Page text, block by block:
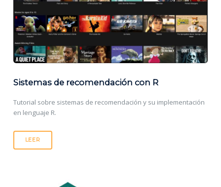
Sistemas de recomendación con R
Tutorial sobre sistemas de recomendación y su implementación
en lenguaje R.
LEER